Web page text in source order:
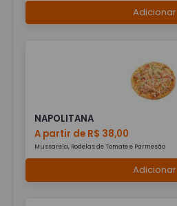
Adicionar
NAPOLITANA
A partir de R$ 38,00
Mussarela, Rodelas de Tomate e Parmesão
Adicionar